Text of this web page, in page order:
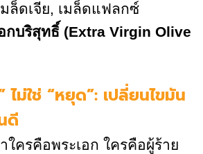
มล็ดเจีย, เมล็ดแฟลกซ์
บริสุทธิ์ (Extra Virgin Olive
ม่ใช่ “หยุด”: เปลี่ยนไขมัน
ดี
ใครคือพระเอก ใครคือผู้ร้าย